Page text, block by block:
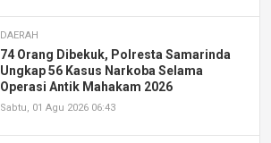
DAERAH
74 Orang Dibekuk, Polresta Samarinda
Ungkap 56 Kasus Narkoba Selama
Operasi Antik Mahakam 2026
Sabtu, 01 Agu 2026 06:43